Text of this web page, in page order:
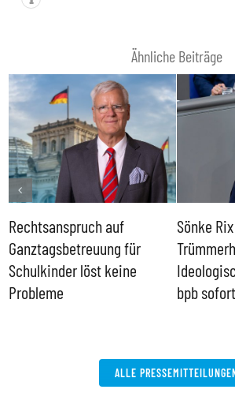
Ähnliche Beiträge
Rechtsanspruch auf
Ganztagsbetreuung für
Schulkinder löst keine
Probleme
Sönke
bpb
ALLE